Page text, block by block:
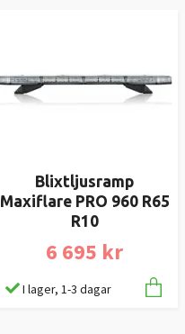
Blixtljusramp
Maxiflare PRO 960 R65
R10
6 695 kr
I lager, 1-3 dagar